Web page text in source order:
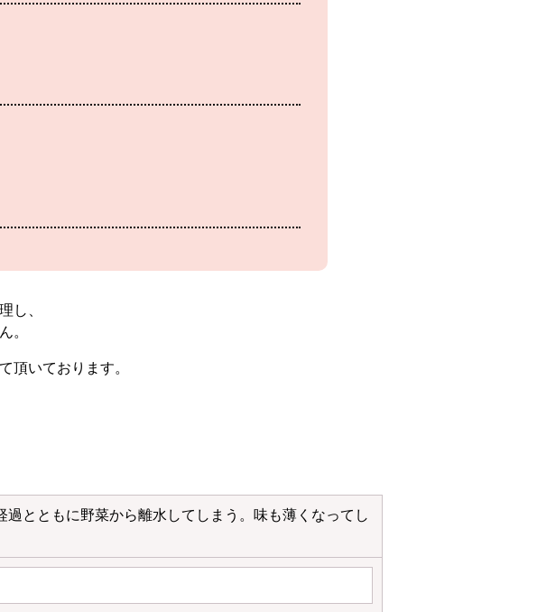
し、
。
頂いております。
とともに野菜から離水してしまう。味も薄くなってし